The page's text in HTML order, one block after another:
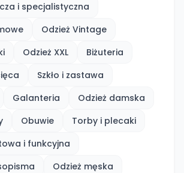
i specjalistyczna
Odzież Vintage
Odzież XXL
Biżuteria
Szkło i zastawa
Galanteria
Odzież damska
Obuwie
Torby i plecaki
i funkcyjna
Odzież męska